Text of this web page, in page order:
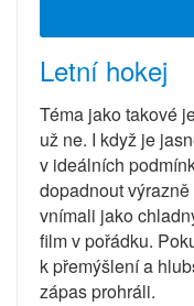
Letní hokej
Téma jako takové
už ne. I když je
v ideálních
dopadnout
vnímali jako
film v pořádku.
k přemýšlení a
zápas prohráli.